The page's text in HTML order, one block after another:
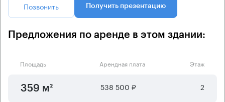
Позвонить Получить презентацию
Предложения по аренде в этом здании:
Площадь Арендная плата Этаж
359 м² 538 500 ₽ 2